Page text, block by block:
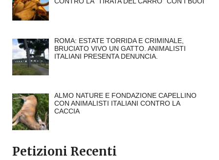
ROMA: ESTATE TORRIDA E CRIMINALE,
BRUCIATO VIVO UN GATTO. ANIMALISTI
ITALIANI PRESENTA DENUNCIA.
ALMO NATURE E FONDAZIONE CAPELLINO
CON ANIMALISTI ITALIANI CONTRO LA
CACCIA
Petizioni Recenti